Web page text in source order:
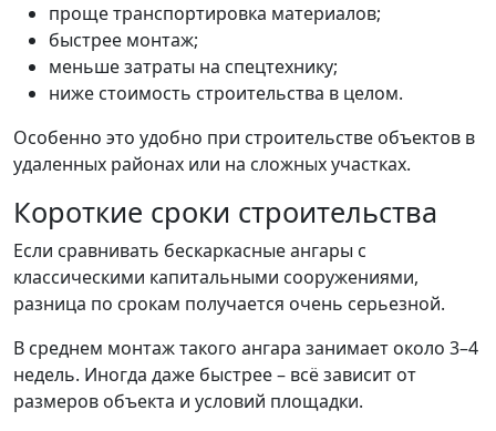
проще транспортировка материалов;
быстрее монтаж;
меньше затраты на спецтехнику;
ниже стоимость строительства в целом.
Особенно это удобно при строительстве объектов в
удаленных районах или на сложных участках.
Короткие сроки строительства
Если сравнивать бескаркасные ангары с
классическими капитальными сооружениями,
разница по срокам получается очень серьезной.
В среднем монтаж такого ангара занимает около 3–4
недель. Иногда даже быстрее – всё зависит от
размеров объекта и условий площадки.